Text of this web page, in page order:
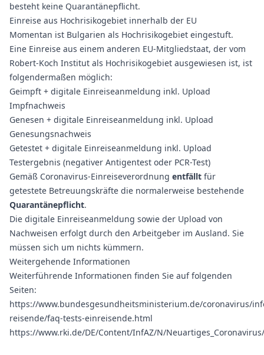
besteht keine Quarantänepflicht.
Einreise aus Hochrisikogebiet innerhalb der EU
Momentan ist Bulgarien als Hochrisikogebiet eingestuft.
Eine Einreise aus einem anderen EU-Mitgliedstaat, der vom
Robert-Koch Institut als Hochrisikogebiet ausgewiesen ist, ist
folgendermaßen möglich:
Geimpft + digitale Einreiseanmeldung inkl. Upload
Impfnachweis
Genesen + digitale Einreiseanmeldung inkl. Upload
Genesungsnachweis
Getestet + digitale Einreiseanmeldung inkl. Upload
Testergebnis (negativer Antigentest oder PCR-Test)
Gemäß Coronavirus-Einreiseverordnung entfällt für
getestete Betreuungskräfte die normalerweise bestehende
Quarantänepflicht.
Die digitale Einreiseanmeldung sowie der Upload von
Nachweisen erfolgt durch den Arbeitgeber im Ausland. Sie
müssen sich um nichts kümmern.
Weitergehende Informationen
Weiterführende Informationen finden Sie auf folgenden
Seiten:
https://www.bundesgesundheitsministerium.de/coronavirus/
reisende/faq-tests-einreisende.html
https://www.rki.de/DE/Content/InfAZ/N/